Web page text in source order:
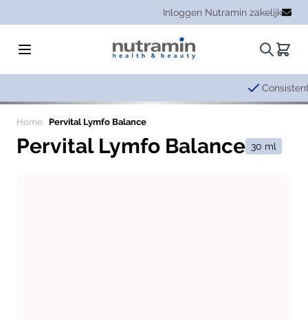
Inloggen Nutramin zakelijk
Zoeken.
Consistente kwaliteit en
Home Pervital Lymfo Balance
Pervital Lymfo Balance 30 ml